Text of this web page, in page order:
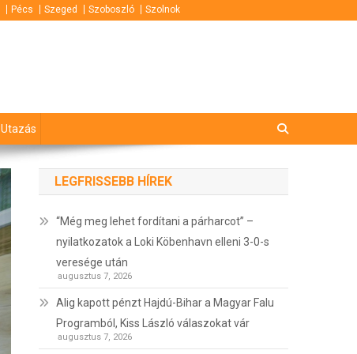
Pécs Szeged Szoboszló Szolnok
Utazás
LEGFRISSEBB HÍREK
“Még meg lehet fordítani a párharcot” –
nyilatkozatok a Loki Köbenhavn elleni 3-0-s
veresége után
augusztus 7, 2026
Alig kapott pénzt Hajdú-Bihar a Magyar Falu
Programból, Kiss László válaszokat vár
augusztus 7, 2026